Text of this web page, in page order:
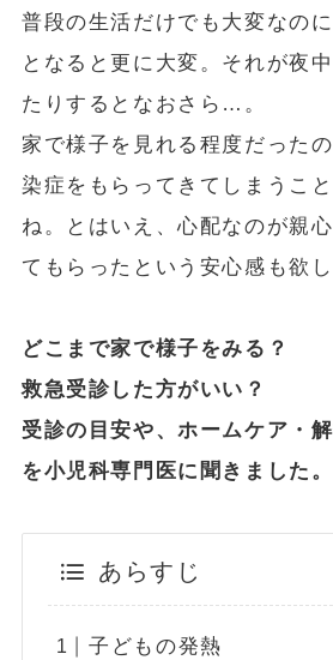
普段の生活だけでも大変なの
となると更に大変。それが夜
たりするとなおさら…。
家で様子を見れる程度だった
染症をもらってきてしまうこ
ね。とはいえ、心配なのが親
てもらったという安心感も欲
どこまで家で様子をみる？
救急受診した方がいい？
受診の目安や、ホームケア・
を小児科専門医に聞きました。
あらすじ
子どもの発熱